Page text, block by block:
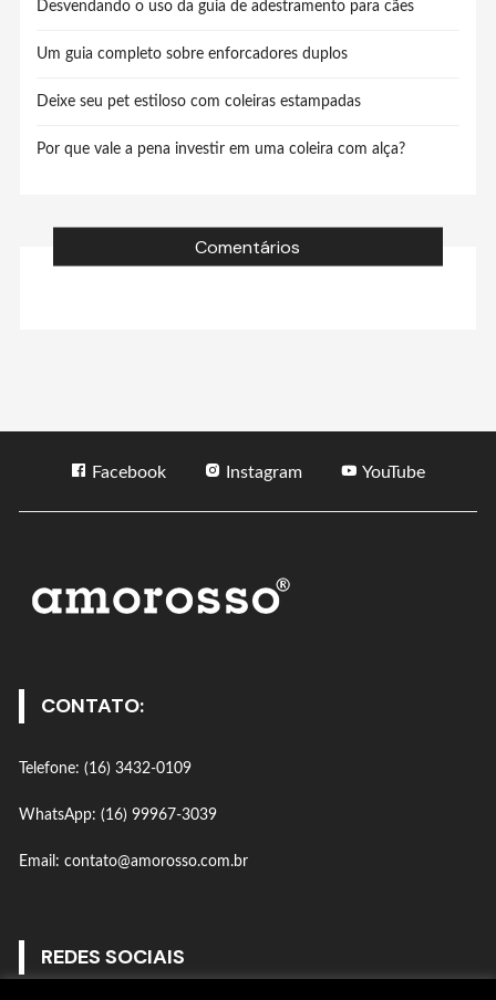
Desvendando o uso da guia de adestramento para cães
Um guia completo sobre enforcadores duplos
Deixe seu pet estiloso com coleiras estampadas
Por que vale a pena investir em uma coleira com alça?
Comentários
Facebook Instagram YouTube
CONTATO:
Telefone: (16) 3432-0109
WhatsApp: (16) 99967-3039
Email: contato@amorosso.com.br
REDES SOCIAIS